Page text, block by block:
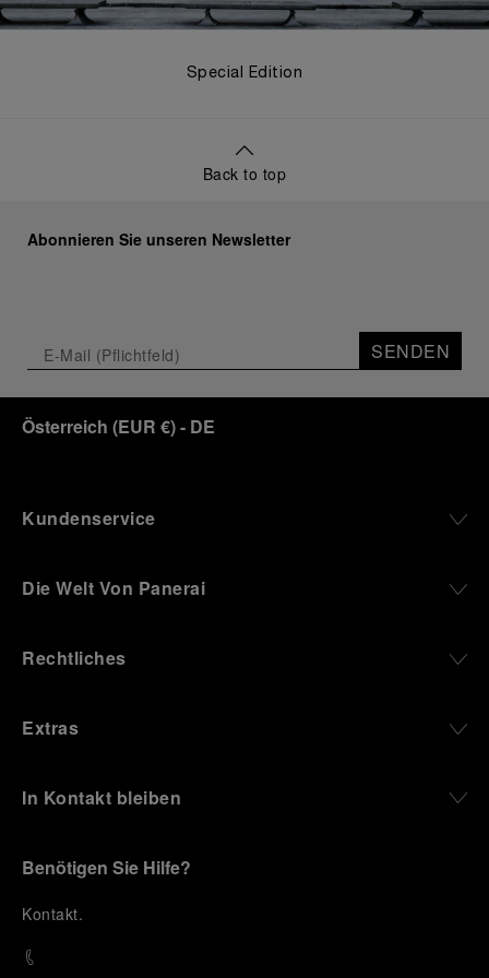
Special Edition
Back to top
Abonnieren Sie unseren Newsletter
SENDEN
Österreich (EUR €)- DE
Kundenservice
Die Welt Von Panerai
Rechtliches
Extras
In Kontakt bleiben
Benötigen Sie Hilfe?
Kontakt.